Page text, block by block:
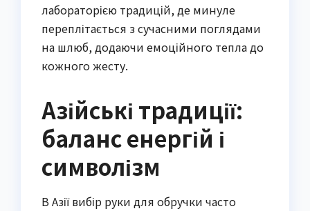
лабораторією традицій, де минуле
переплітається з сучасними поглядами
на шлюб, додаючи емоційного тепла до
кожного жесту.
Азійські традиції:
баланс енергій і
символізм
В Азії вибір руки для обручки часто